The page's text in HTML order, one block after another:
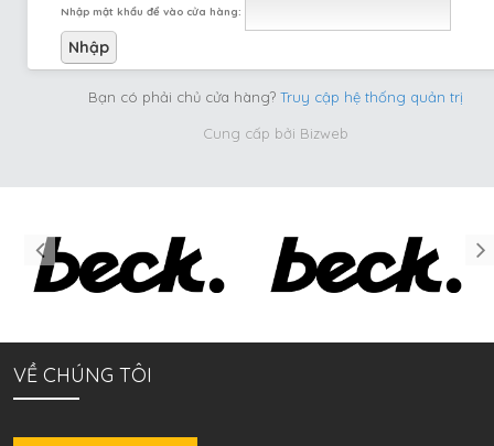
Nhập mật khẩu để vào cửa hàng:
Bạn có phải chủ cửa hàng? Truy cập hệ thống quản trị
Cung cấp bởi Bizweb
VỀ CHÚNG TÔI